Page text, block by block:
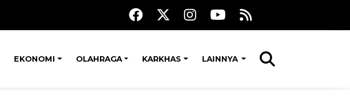
EKONOMI OLAHRAGA KARKHAS LAINNYA